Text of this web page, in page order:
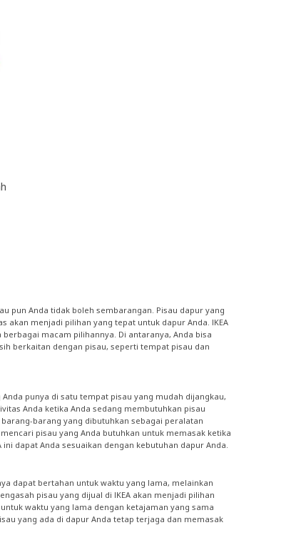
pun Anda tidak boleh sembarangan. Pisau dapur yang
menjadi pilihan yang tepat untuk dapur Anda. IKEA
macam pilihannya. Di antaranya, Anda bisa
berkaitan dengan pisau, seperti tempat pisau dan
punya di satu tempat pisau yang mudah dijangkau,
Anda ketika Anda sedang membutuhkan pisau
barang yang dibutuhkan sebagai peralatan
pisau yang Anda butuhkan untuk memasak ketika
dapat Anda sesuaikan dengan kebutuhan dapur Anda.
dapat bertahan untuk waktu yang lama, melainkan
pisau yang dijual di IKEA akan menjadi pilihan
waktu yang lama dengan ketajaman yang sama
yang ada di dapur Anda tetap terjaga dan memasak